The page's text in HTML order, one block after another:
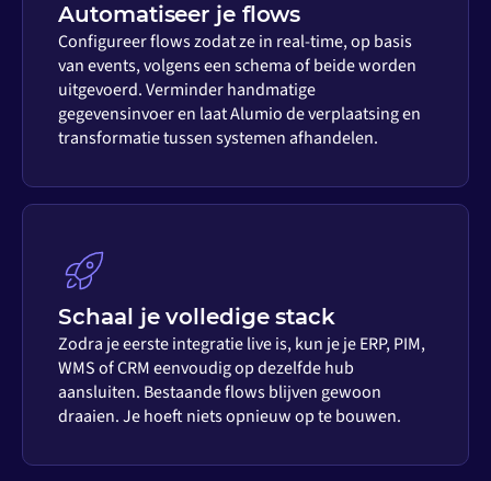
Automatiseer je flows
Configureer flows zodat ze in real-time, op basis
van events, volgens een schema of beide worden
uitgevoerd. Verminder handmatige
gegevensinvoer en laat Alumio de verplaatsing en
transformatie tussen systemen afhandelen.
Schaal je volledige stack
Zodra je eerste integratie live is, kun je je ERP, PIM,
WMS of CRM eenvoudig op dezelfde hub
aansluiten. Bestaande flows blijven gewoon
draaien. Je hoeft niets opnieuw op te bouwen.